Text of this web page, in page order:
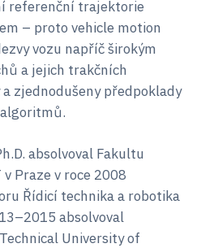
referenční trajektorie
– proto vehicle motion
vozu napříč širokým
a jejich trakčních
zjednodušeny předpoklady
absolvoval Fakultu
Praze v roce 2008
Řídicí technika a robotika
absolvoval
University of